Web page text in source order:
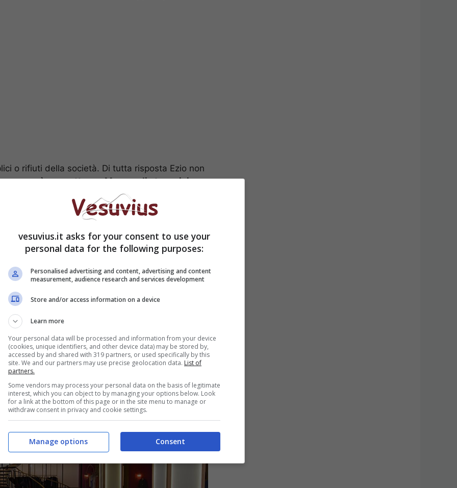
o rifiuti della società. Di tutta risposta Ezio non
enon può permettere a Moreau di stare vicino
tra Ezio e Gloria e cosa decideranno di
Sole, anticipazioni 27 ottobre: Filippo
6, la decisione di
vesuvius.it asks for your consent to use your
personal data for the following purposes:
Personalised advertising and content, advertising and content
measurement, audience research and services development
Store and/or access information on a device
Learn more
Your personal data will be processed and information from your device
(cookies, unique identifiers, and other device data) may be stored by,
accessed by and shared with 319 partners, or used specifically by this
site. We and our partners may use precise geolocation data. List of
partners.
Some vendors may process your personal data on the basis of legitimate
interest, which you can object to by managing your options below. Look
for a link at the bottom of this page or in the site menu to manage or
withdraw consent in privacy and cookie settings.
Consent
Manage options